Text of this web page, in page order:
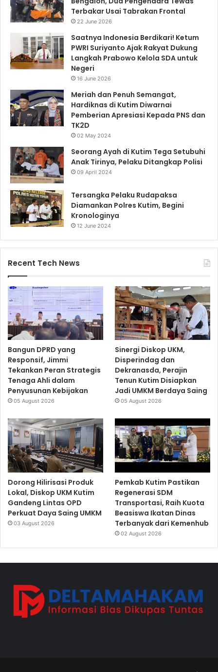
Terbakar Usai Tabrakan Frontal
22 June 2026
Saatnya Indonesia Berdikari! Ketum
PWRI Suriyanto Ajak Rakyat Dukung
Langkah Prabowo Kelola SDA untuk
Negeri
16 June 2026
Meriah dan Penuh Semangat,
Hardiknas di Kutim Diwarnai
Pemberian Apresiasi Kepada PNS dan
TK2D
02 May 2024
Seorang Ayah di Kutim Tega Setubuhi
Anak Tirinya, Pelaku Ditangkap Polisi
09 April 2024
Tersangka Pelaku Rudapaksa
Diamankan Polres Kutim, Begini
Kronologinya
12 June 2024
Recent Tech News
Bangun DPRD yang
Responsif, Jimmi
Tekankan Peran Strategis
Tenaga Ahli dalam
Penyusunan Kebijakan
05 August 2026
Sinergi Diskop UKM,
Disperindag dan
Dekranasda, Perajin
Tenun Kutim Disiapkan
Jadi UMKM Berdaya Saing
05 August 2026
Dorong Hilirisasi Produk
Lokal, Diskop UKM Kutim
Gandeng Lintas OPD
Perkuat Daya Saing UMKM
03 August 2026
Pemkab Kutim Pastikan
Regenerasi SDM
Transportasi, Raih Kuota
Beasiswa Ikatan Dinas
Terbanyak dari Kemenhub
02 August 2026